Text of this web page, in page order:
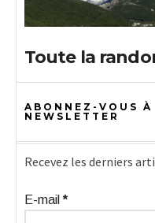
Toute la
ABONNEZ-VOUS À
NEWSLETTER
Recevez les derniers
E-mail*